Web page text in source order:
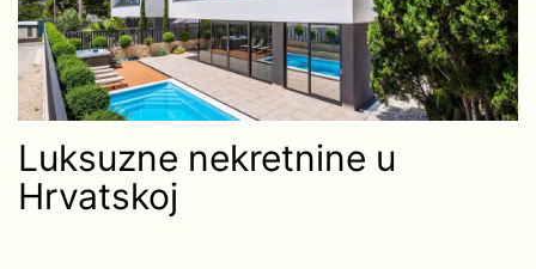
Luksuzne nekretnine u
Hrvatskoj